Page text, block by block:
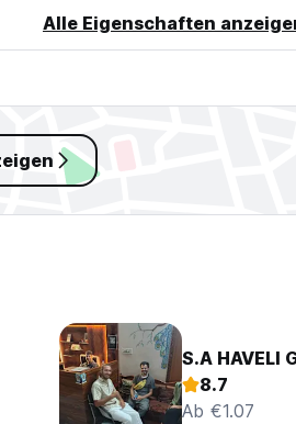
Alle Eigenschaften
S.A HAVELI
8.7
Ab €1.07